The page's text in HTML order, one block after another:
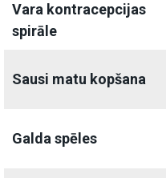
Vara kontracepcijas
spirāle
Sausi matu kopšana
Galda spēles